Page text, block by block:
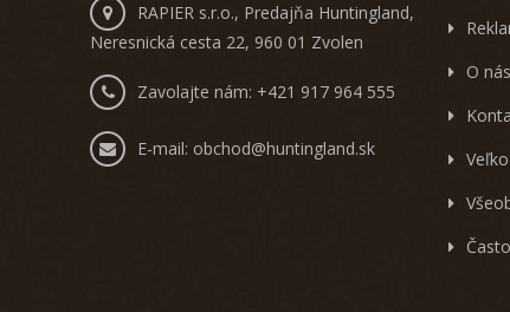
RAPIER s.r.o., Predajňa Huntingland,
Neresnická cesta 22, 960 01 Zvolen
Zavolajte nám: +421 917 964 555
E-mail: obchod@huntingland.sk
O nás